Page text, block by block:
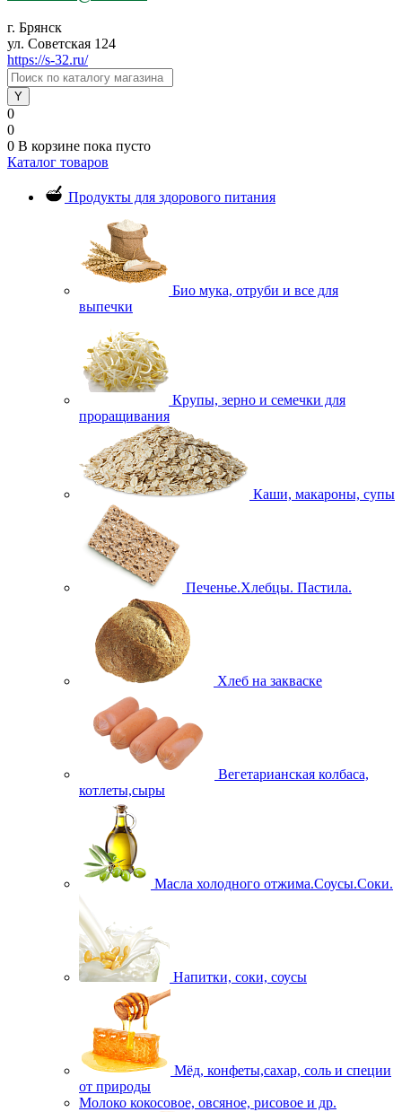
г. Брянск
ул. Советская 124
https://s-32.ru/
0
0
0 В корзине пока пусто
Каталог товаров
Продукты для здорового питания
Био мука, отруби и все для
выпечки
Крупы, зерно и семечки для
проращивания
Каши, макароны, супы
Печенье.Хлебцы. Пастила.
Хлеб на закваске
Вегетарианская колбаса,
котлеты,сыры
Масла холодного отжима.Соусы.Соки.
Напитки, соки, соусы
Мёд, конфеты,сахар, соль и специи
от природы
Молоко кокосовое, овсяное, рисовое и др.